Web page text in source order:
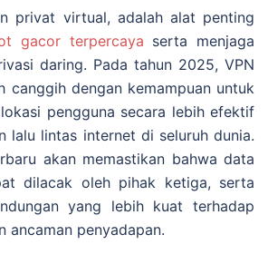
privat virtual, adalah alat penting
gacor terpercaya serta menjaga
daring. Pada tahun 2025, VPN
canggih dengan kemampuan untuk
pengguna secara lebih efektif
lalu lintas internet di seluruh dunia.
akan memastikan bahwa data
dilacak oleh pihak ketiga, serta
yang lebih kuat terhadap
ancaman penyadapan.